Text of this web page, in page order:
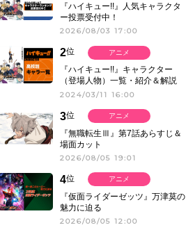
『ハイキュー!!』人気キャラクタ
ー投票受付中！
2026/08/03 17:00
2位
『ハイキュー!!』キャラクター
（登場人物）一覧・紹介＆解説
2024/03/11 16:00
アニメ
3位
『無職転生Ⅲ』第7話あらすじ＆
場面カット
2026/08/05 19:01
アニメ
4位
『仮面ライダーゼッツ』万津莫の
魅力に迫る
2026/08/05 12:00
アニメ